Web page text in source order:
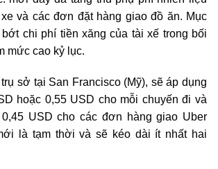
và các đơn đặt hàng giao đồ ăn. Mục
chi phí tiền xăng của tài xế trong bối
mức cao kỷ lục.
sở tại San Francisco (Mỹ), sẽ áp dụng
hoặc 0,55 USD cho mỗi chuyến đi và
USD cho các đơn hàng giao Uber
là tạm thời và sẽ kéo dài ít nhất hai